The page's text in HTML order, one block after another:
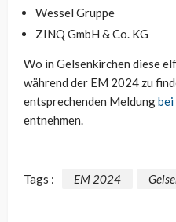
Wessel Gruppe
ZINQ GmbH & Co. KG
Wo in Gelsenkirchen diese
während der EM 2024 zu
entsprechenden Meldungbei
entnehmen.
Tags : EM 2024